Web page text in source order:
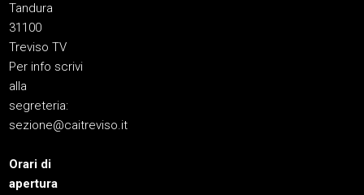
Tandura
31100
Treviso TV
Per info scrivi
alla
segreteria:
sezione@caitreviso.it
Orari di
apertura